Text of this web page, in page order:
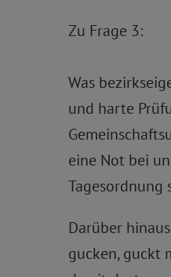
Zu Frage 3:
Was
und harte
eine Not bei
Tagesordnung
Darüber
gucken, guckt